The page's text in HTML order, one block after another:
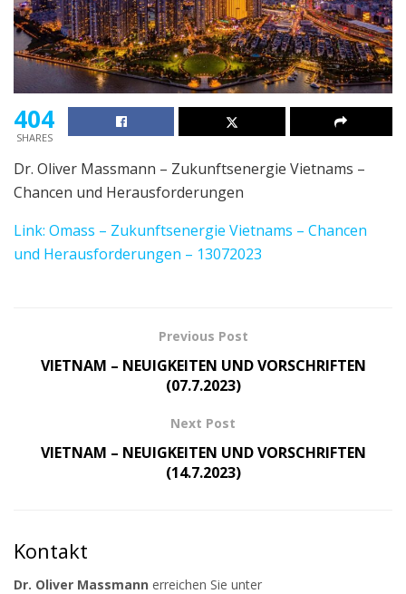
404
SHARES
Dr. Oliver Massmann – Zukunftsenergie Vietnams –
Chancen und Herausforderungen
Link: Omass – Zukunftsenergie Vietnams – Chancen
und Herausforderungen – 13072023
Previous Post
VIETNAM – NEUIGKEITEN UND VORSCHRIFTEN
(07.7.2023)
Next Post
VIETNAM – NEUIGKEITEN UND VORSCHRIFTEN
(14.7.2023)
Kontakt
Dr. Oliver Massmann erreichen Sie unter